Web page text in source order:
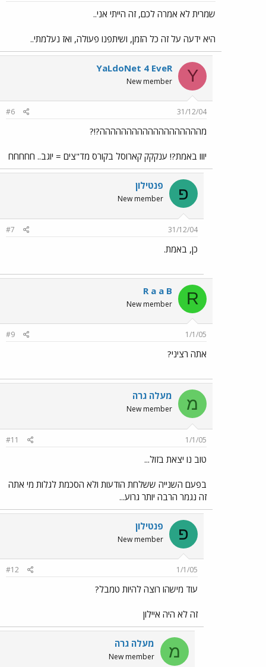
שמרית לא אמרה לכם, זה הייתי אני..
היא ידעה על זה כל הזמן, ושיתפנו פעולה, ואז נעלמתי..
Y
YaLdoNet 4 EveR
New member
31/12/04
#6
מההההההההההההההההההה?!?
יווו באמת?! ענקקק קארוסל בקורס מד"צים = יוגב.. חחחחח
פ פנטילון
New member
31/12/04
#7
כן, באמת.
R
R a a B
New member
1/1/05
#9
אתה רציני?
מ מעלה גרה
New member
1/1/05
#11
טוב נו יצאת בזול...
בפעם השנייה ששלחת הודעות ולא הסכמת לגלות מי אתה
זה נגמר הרבה יותר גרוע...
פ פנטילון
New member
1/1/05
#12
עוד מישהו רוצה להיות טמבל?
זה לא היה איילון
מ מעלה גרה
New member